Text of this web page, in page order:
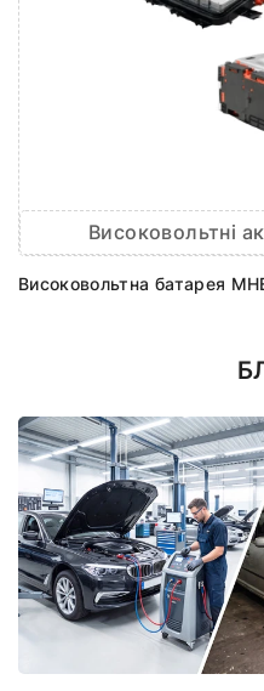
Високовольтні
Високовольтна батарея